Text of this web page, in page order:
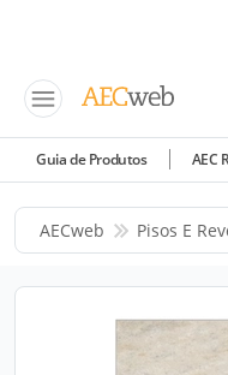
Guia de Produtos AEC
AECweb Pisos E